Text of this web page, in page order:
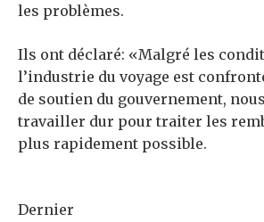
les problèmes.
Ils ont déclaré: «Malgré les
l’industrie du voyage est
de soutien du gouvernement,
travailler dur pour traiter les
plus rapidement possible.
Dernier